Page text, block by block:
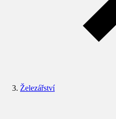
Železářství